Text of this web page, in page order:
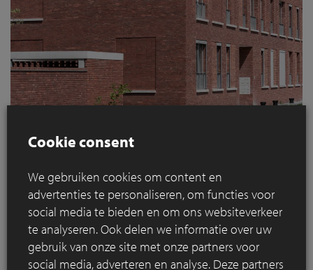
Cookie consent
We gebruiken cookies om content en
advertenties te personaliseren, om functies voor
social media te bieden en om ons websiteverkeer
te analyseren. Ook delen we informatie over uw
gebruik van onze site met onze partners voor
social media, adverteren en analyse. Deze partners